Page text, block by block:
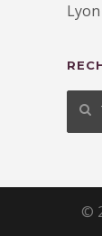
Lyon
©